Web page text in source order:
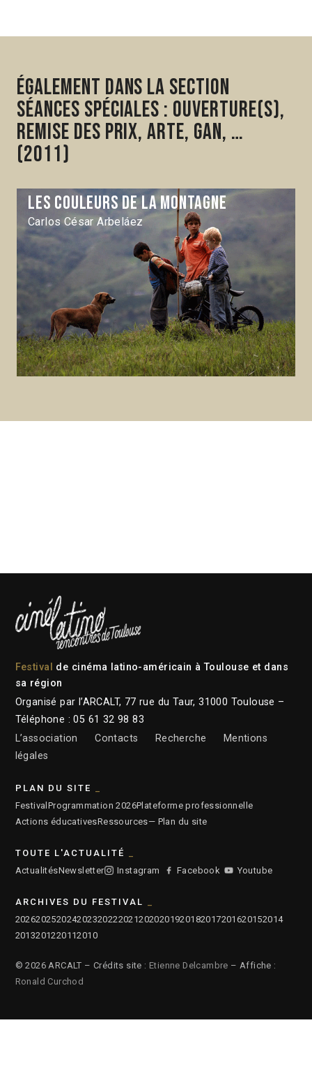
Également dans la section
Séances spéciales : ouverture(s),
remise des prix, ARTE, GAN, …
(2011)
Les Couleurs de la montagne
Carlos César Arbeláez
Festival
de cinéma latino-américain à Toulouse et dans
sa région
Organisé par l’ARCALT, 77 rue du Taur, 31000 Toulouse –
Téléphone : 05 61 32 98 83
L’association
Contacts Recherche
Mentions
légales
PLAN DU SITE
Festival Programmation 2026Plateforme professionnelle
Actions éducativesRessources— Plan du site
TOUTE L'ACTUALITÉ
ActualitésNewsletter Instagram Facebook Youtube
ARCHIVES DU FESTIVAL
2026202520242023202220212020201920182017201620152014
2013201220112010
© 2026 ARCALT – Crédits site : Etienne Delcambre – Affiche :
Ronald Curchod